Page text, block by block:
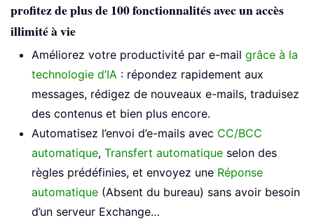
profitez de plus de 100 fonctionnalités avec un accès
illimité à vie
Améliorez votre productivité par e-mail grâce à la
technologie d’IA : répondez rapidement aux
messages, rédigez de nouveaux e-mails, traduisez
des contenus et bien plus encore.
Automatisez l’envoi d’e-mails avec CC/BCC
automatique, Transfert automatique selon des
règles prédéfinies, et envoyez une Réponse
automatique (Absent du bureau) sans avoir besoin
d’un serveur Exchange…